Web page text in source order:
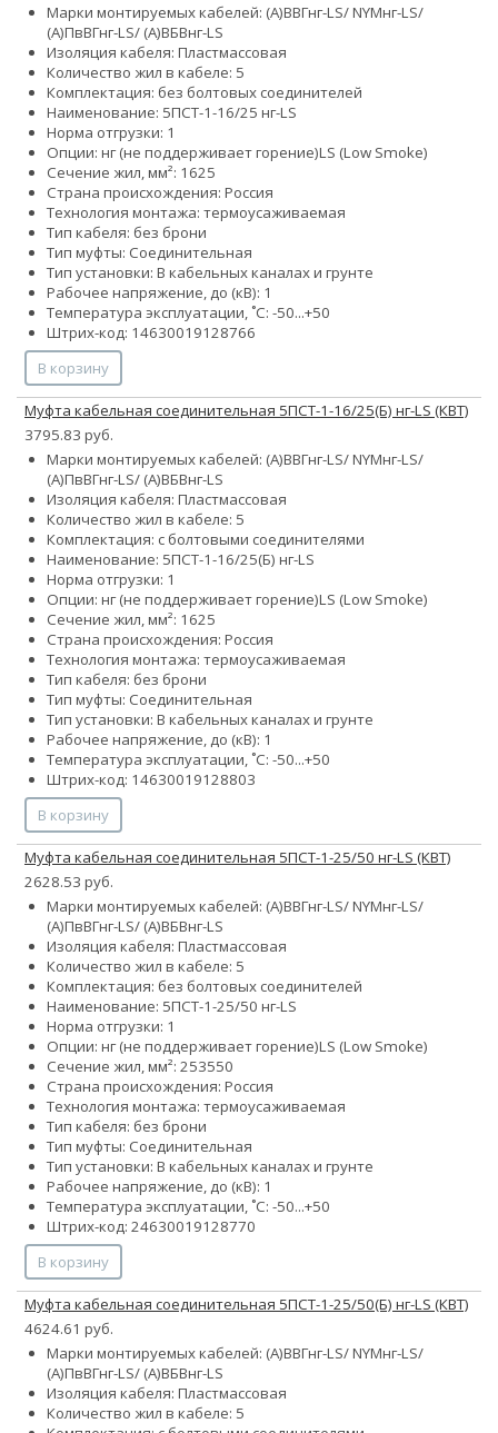
Марки монтируемых кабелей: (А)ВВГнг-LS/ NYMнг-LS/
(А)ПвВГнг-LS/ (А)ВБВнг-LS
Изоляция кабеля: Пластмассовая
Количество жил в кабеле: 5
Комплектация: без болтовых соединителей
Наименование: 5ПСТ-1-16/25 нг-LS
Норма отгрузки: 1
Опции: нг (не поддерживает горение)LS (Low Smoke)
Сечение жил, мм²: 1625
Страна происхождения: Россия
Технология монтажа: термоусаживаемая
Тип кабеля: без брони
Тип муфты: Соединительная
Тип установки: В кабельных каналах и грунте
Рабочее напряжение, до (кВ): 1
Температура эксплуатации, ˚С: -50...+50
Штрих-код: 14630019128766
В корзину
Муфта кабельная соединительная 5ПСТ-1-16/25(Б) нг-LS (КВТ)
3795.83 руб.
Марки монтируемых кабелей: (А)ВВГнг-LS/ NYMнг-LS/
(А)ПвВГнг-LS/ (А)ВБВнг-LS
Изоляция кабеля: Пластмассовая
Количество жил в кабеле: 5
Комплектация: с болтовыми соединителями
Наименование: 5ПСТ-1-16/25(Б) нг-LS
Норма отгрузки: 1
Опции: нг (не поддерживает горение)LS (Low Smoke)
Сечение жил, мм²: 1625
Страна происхождения: Россия
Технология монтажа: термоусаживаемая
Тип кабеля: без брони
Тип муфты: Соединительная
Тип установки: В кабельных каналах и грунте
Рабочее напряжение, до (кВ): 1
Температура эксплуатации, ˚С: -50...+50
Штрих-код: 14630019128803
В корзину
Муфта кабельная соединительная 5ПСТ-1-25/50 нг-LS (КВТ)
2628.53 руб.
Марки монтируемых кабелей: (А)ВВГнг-LS/ NYMнг-LS/
(А)ПвВГнг-LS/ (А)ВБВнг-LS
Изоляция кабеля: Пластмассовая
Количество жил в кабеле: 5
Комплектация: без болтовых соединителей
Наименование: 5ПСТ-1-25/50 нг-LS
Норма отгрузки: 1
Опции: нг (не поддерживает горение)LS (Low Smoke)
Сечение жил, мм²: 253550
Страна происхождения: Россия
Технология монтажа: термоусаживаемая
Тип кабеля: без брони
Тип муфты: Соединительная
Тип установки: В кабельных каналах и грунте
Рабочее напряжение, до (кВ): 1
Температура эксплуатации, ˚С: -50...+50
Штрих-код: 24630019128770
В корзину
Муфта кабельная соединительная 5ПСТ-1-25/50(Б) нг-LS (КВТ)
4624.61 руб.
Марки монтируемых кабелей: (А)ВВГнг-LS/ NYMнг-LS/
(А)ПвВГнг-LS/ (А)ВБВнг-LS
Изоляция кабеля: Пластмассовая
Количество жил в кабеле: 5